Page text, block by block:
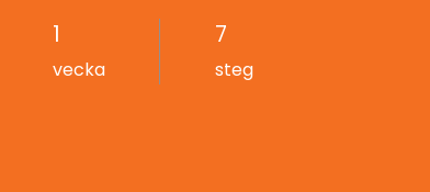
1
vecka
1 vecka 7
steg
7 steg